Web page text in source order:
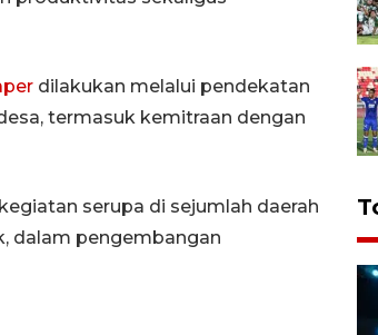
dilakukan melalui pendekatan
termasuk kemitraan dengan
serupa di sejumlah daerah
dalam pengembangan